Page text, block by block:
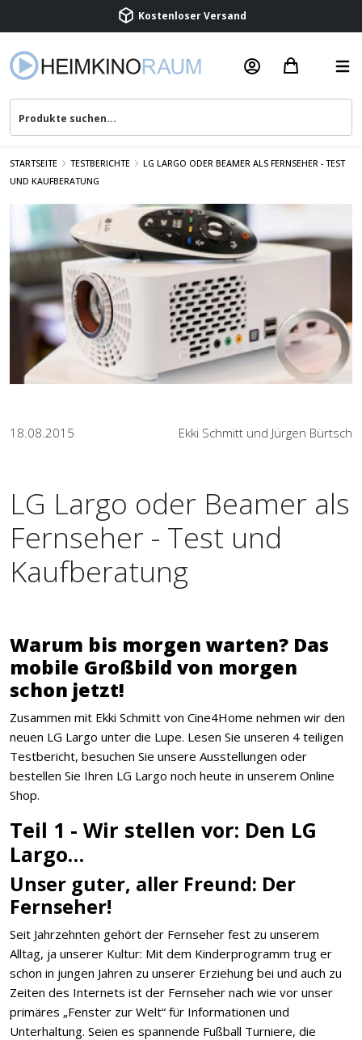
Beratung & Service
STARTSEITE TESTBERICHTE
LG LARGO ODER BEAMER ALS FERNSEHER - TEST
UND KAUFBERATUNG
18.08.2015 Ekki Schmitt und Jürgen Bürtsch
LG Largo oder Beamer als
Fernseher - Test und
Kaufberatung
Warum bis morgen warten? Das
mobile Großbild von morgen
schon jetzt!
Zusammen mit Ekki Schmitt von Cine4Home nehmen wir den
neuen LG Largo unter die Lupe. Lesen Sie unseren 4 teiligen
Testbericht, besuchen Sie unsere Ausstellungen oder
bestellen Sie Ihren LG Largo noch heute in unserem Online
Shop.
Teil 1 - Wir stellen vor: Den LG
Largo…
Unser guter, aller Freund: Der
Fernseher!
Seit Jahrzehnten gehört der Fernseher fest zu unserem
Alltag, ja unserer Kultur: Mit dem Kinderprogramm trug er
schon in jungen Jahren zu unserer Erziehung bei und auch zu
Zeiten des Internets ist der Fernseher nach wie vor unser
primäres „Fenster zur Welt“ für Informationen und
Unterhaltung. Seien es spannende Fußball Turniere, die